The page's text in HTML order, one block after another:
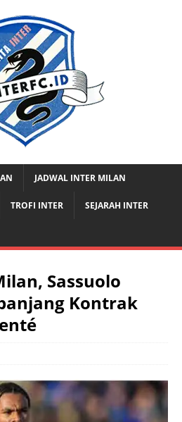
JADWAL INTER MILAN
TROFI INTER SEJARAH INTER
Sassuolo
Kontrak